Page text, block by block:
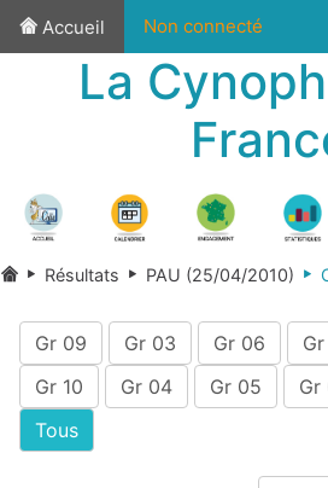
Accueil Non connecté
La
Résultats PAU (25/04/2010)
Gr 09 Gr 03 Gr 06
Gr 10
Gr 04 Gr 05 Gr
Tous